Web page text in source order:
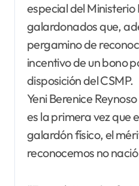
especial del Ministerio
galardonados que,
pergamino de
incentivo de un bono
disposición del CSMP.
Yeni Berenice
es la primera vez que
galardón físico, el
reconocemos no